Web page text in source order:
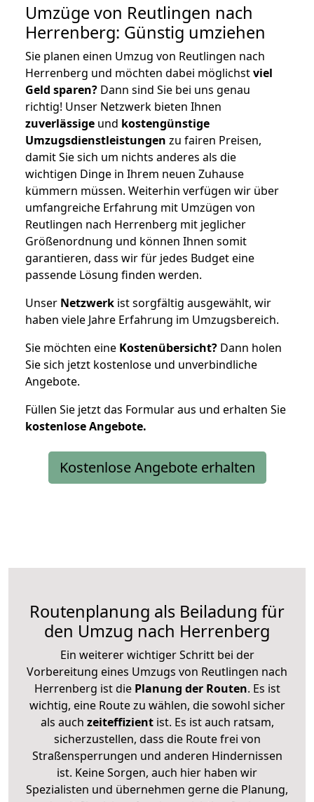
Umzüge von Reutlingen nach
Herrenberg: Günstig umziehen
Sie planen einen Umzug von Reutlingen nach
Herrenberg und möchten dabei möglichstviel
Geld sparen? Dann sind Sie bei uns genau
richtig! Unser Netzwerk bieten Ihnen
zuverlässige und kostengünstige
Umzugsdienstleistungen zu fairen Preisen,
damit Sie sich um nichts anderes als die
wichtigen Dinge in Ihrem neuen Zuhause
kümmern müssen. Weiterhin verfügen wir über
umfangreiche Erfahrung mit Umzügen von
Reutlingen nach Herrenberg mit jeglicher
Größenordnung und können Ihnen somit
garantieren, dass wir für jedes Budget eine
passende Lösung finden werden.
Unser Netzwerk ist sorgfältig ausgewählt, wir
haben viele Jahre Erfahrung im Umzugsbereich.
Sie möchten eine Kostenübersicht? Dann holen
Sie sich jetzt kostenlose und unverbindliche
Angebote.
Füllen Sie jetzt das Formular aus und erhalten Sie
kostenloseAngebote.
Kostenlose Angebote erhalten
Routenplanung als Beiladung für
den Umzug nach Herrenberg
Ein weiterer wichtiger Schritt bei der
Vorbereitung eines Umzugs von Reutlingen nach
Herrenberg ist diePlanung der Routen. Es ist
wichtig, eine Route zu wählen, die sowohl sicher
als auch zeiteffizientist. Es ist auch ratsam,
sicherzustellen, dass die Route frei von
Straßensperrungen und anderen Hindernissen
ist. Keine Sorgen, auch hier haben wir
Spezialisten und übernehmen gerne die Planung,